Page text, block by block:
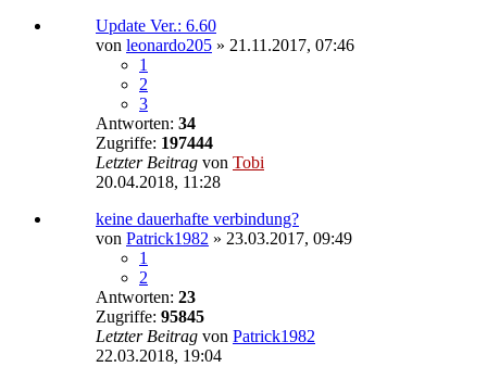
Update Ver.: 6.60
von leonardo205 » 21.11.2017, 07:46
1
2
3
Antworten: 34
Zugriffe: 197444
Letzter Beitrag von Tobi
20.04.2018, 11:28
keine dauerhafte verbindung?
von Patrick1982 » 23.03.2017, 09:49
1
2
Antworten: 23
Zugriffe: 95845
Letzter Beitrag von Patrick1982
22.03.2018, 19:04